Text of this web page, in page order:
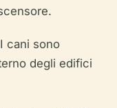
cani sono
degli edifici